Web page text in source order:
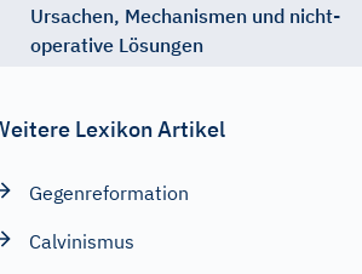
Ursachen, Mechanismen und nicht-
operative Lösungen
Lexikon Artikel
Gegenreformation
Calvinismus